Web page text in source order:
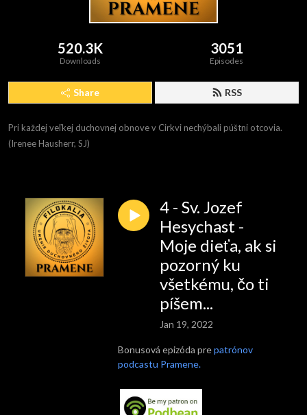
520.3K
Downloads
3051
Episodes
Share RSS
Pri každej veľkej duchovnej obnove v Cirkvi nechýbali púštni otcovia.
(Irenee Hausherr, SJ)
4 - Sv. Jozef
Hesychast -
Moje dieťa, ak si
pozorný ku
všetkému, čo ti
píšem...
Jan 19, 2022
Bonusová epizóda prepatrónov
podcastu Pramene.